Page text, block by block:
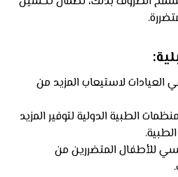
العيادات لاستيعاب المزيد من
الطبية الدولية لتوفير المزيد
للأطفال المتضررين من